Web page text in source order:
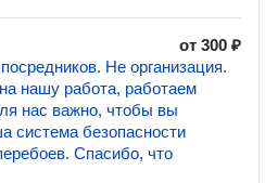
от 300 ₽
Не организация.
нашу работа, работаем
нас важно, чтобы вы
система безопасности
Спасибо, что